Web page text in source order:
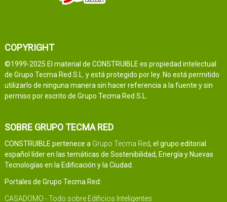
COPYRIGHT
©1999-2025 El material de CONSTRUIBLE es propiedad intelectual
de Grupo Tecma Red S.L. y está protegido por ley. No está permitido
utilizarlo de ninguna manera sin hacer referencia a la fuente y sin
permiso por escrito de Grupo Tecma Red S.L.
SOBRE GRUPO TECMA RED
CONSTRUIBLE pertenece a Grupo Tecma Red, el grupo editorial
español líder en las temáticas de Sostenibilidad, Energía y Nuevas
Tecnologías en la Edificación y la Ciudad.
Portales de Grupo Tecma Red:
CASADOMO - Todo sobre Edificios Inteligentes